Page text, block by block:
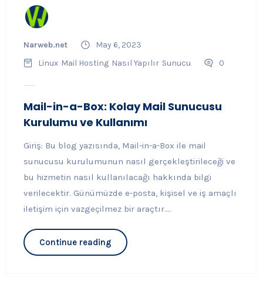
Narweb.net
May 6, 2023
Linux Mail Hosting Nasıl Yapılır Sunucu 0
Mail-in-a-Box: Kolay Mail Sunucusu
Kurulumu ve Kullanımı
Giriş: Bu blog yazısında, Mail-in-a-Box ile mail
sunucusu kurulumunun nasıl gerçekleştirileceği ve
bu hizmetin nasıl kullanılacağı hakkında bilgi
verilecektir. Günümüzde e-posta, kişisel ve iş amaçlı
iletişim için vazgeçilmez bir araçtır....
Continue reading